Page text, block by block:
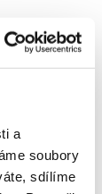
a
soubory
sdílíme
teď, kde ty
minulého
Jako vláda
bavili také o